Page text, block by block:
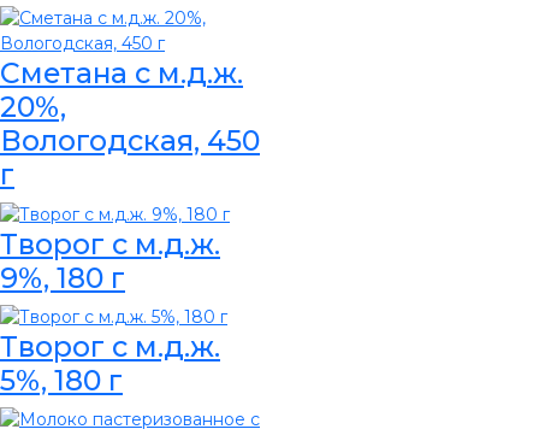
Сметана с м.д.ж.
20%,
Вологодская, 450
г
Творог с м.д.ж.
9%, 180 г
Творог с м.д.ж.
5%, 180 г